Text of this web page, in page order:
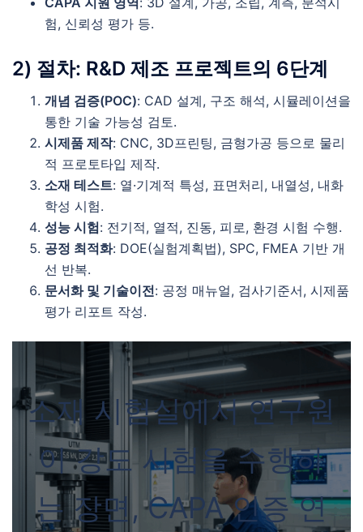
험, 신뢰성 평가 등.
2) 절차: R&D 제조 프로젝트의 6단계
개념 검증(POC): CAD 설계, 구조 해석, 시뮬레이션을
통한 기술 가능성 검토.
시제품 제작: CNC, 3D프린팅, 금형가공 등으로 물리
적 프로토타입 제작.
소재 테스트: 열·기계적 특성, 표면처리, 내열성, 내화
학성 시험.
성능 시험: 전기적, 열적, 진동, 피로, 환경 시험 수행.
공정 최적화: DOE(실험계획법), SPC, FMEA 기반 개
선 반복.
문서화 및 기술이전: 공정 매뉴얼, 검사기준서, 시제품
평가 리포트 작성.
소재 시험실에서 연구원
이 강도 시험을 수행하
는 장면, CAPA 인증 연